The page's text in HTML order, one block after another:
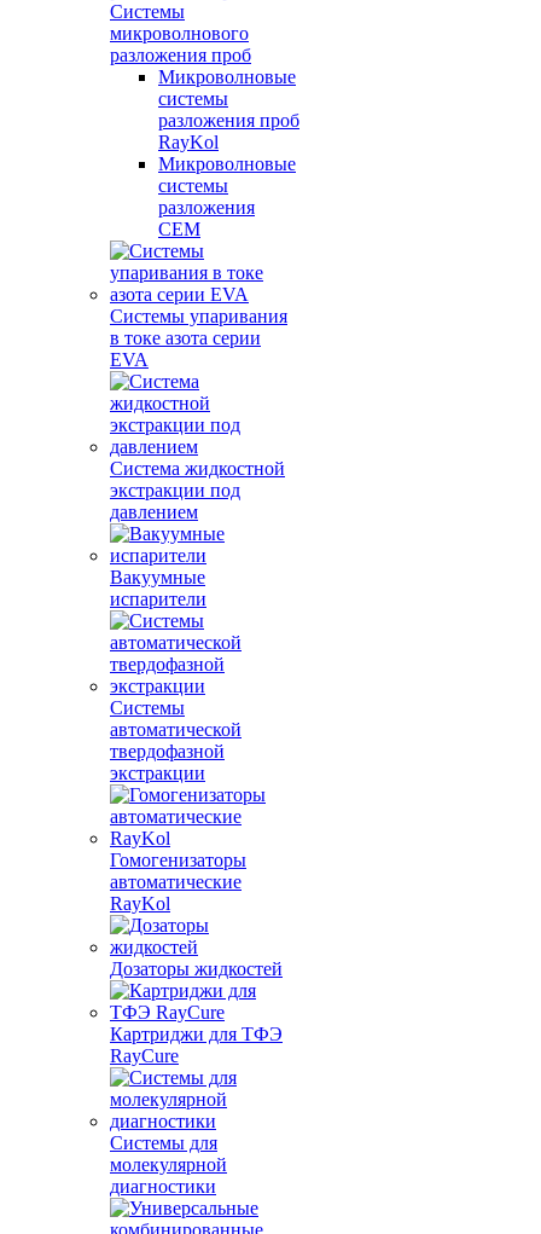
Системы
микроволнового
разложения проб
Микроволновые
системы
разложения проб
RayKol
Микроволновые
системы
разложения
CEM
Системы упаривания
в токе азота серии
EVA
Система жидкостной
экстракции под
давлением
Вакуумные
испарители
Системы
автоматической
твердофазной
экстракции
Гомогенизаторы
автоматические
RayKol
Дозаторы жидкостей
Картриджи для ТФЭ
RayCure
Системы для
молекулярной
диагностики